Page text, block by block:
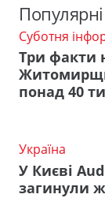
Суботня
Три факти
понад 40
Україна
У Києві
загинули